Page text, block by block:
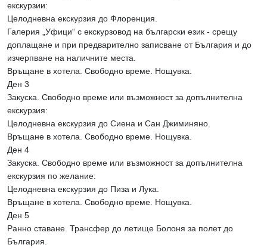
екскурзии:
Целодневна екскурзия до Флоренция.
Галерия „Уфици“ с екскурзовод на български език - срещу
доплащане и при предварително записване от България и до
изчерпване на наличните места.
Връщане в хотела. Свободно време. Нощувка.
Ден 3
Закуска. Свободно време или възможност за допълнителна
екскурзия:
Целодневна екскурзия до Сиена и Сан Джиминяно.
Връщане в хотела. Свободно време. Нощувка.
Ден 4
Закуска. Свободно време или възможност за допълнителна
екскурзия по желание:
Целодневна екскурзия до Пиза и Лука.
Връщане в хотела. Свободно време. Нощувка.
Ден 5
Ранно ставане. Трансфер до летище Болоня за полет до
България.